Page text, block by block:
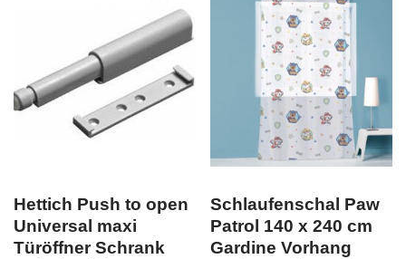
Hettich Push to open
Universal maxi
Türöffner Schrank
Schlaufenschal Paw
Patrol 140 x 240 cm
Gardine Vorhang